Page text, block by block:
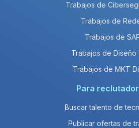
Trabajos de
Trabajos de
Trabajos de
Trabajos de Diseño
Trabajos de MKT
Para
Buscar talento de
Publicar ofertas de